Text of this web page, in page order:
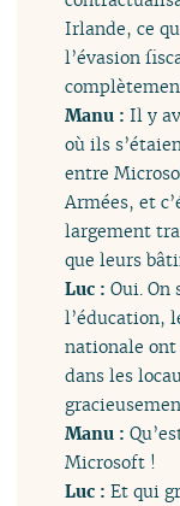
Irlande, ce
l’évasion
Manu :Il y
où ils
entre
Armées, et
largement
que leurs
Luc :Oui. On
l’éducation,
nationale ont
dans les
Manu :
Microsoft !
Luc :Et qui